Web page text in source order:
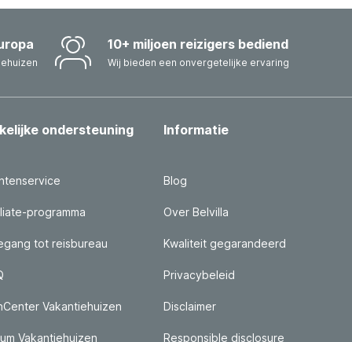
10+ miljoen reizigers bediend
Wij bieden een onvergetelijke ervaring
ondersteuning
programma
tot reisbureau
Vakantiehuizen
Vakantiehuizen
Informatie
Blog
Over Belvilla
Kwaliteit gegarandeerd
Privacybeleid
Disclaimer
Responsible disclosure